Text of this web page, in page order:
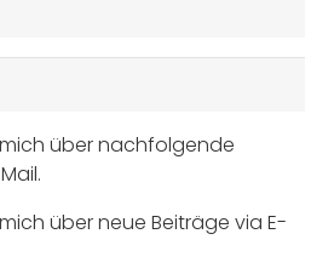
über nachfolgende
über neue Beiträge via E-